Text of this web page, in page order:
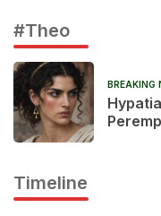
#Theo
BREAKING
Timeline